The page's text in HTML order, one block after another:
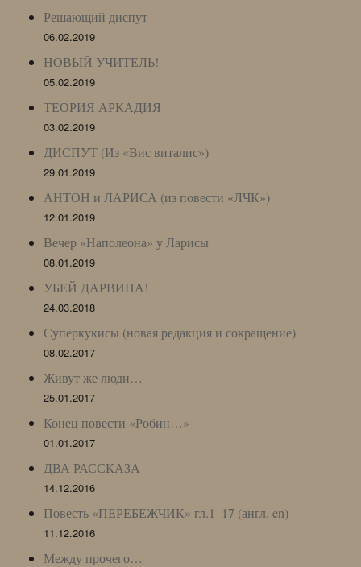
Решающий диспут
06.02.2019
НОВЫЙ УЧИТЕЛЬ!
05.02.2019
ТЕОРИЯ АРКАДИЯ
03.02.2019
ДИСПУТ (Из «Вис виталис»)
29.01.2019
АНТОН и ЛАРИСА (из повести «ЛЧК»)
12.01.2019
Вечер «Наполеона» у Ларисы
08.01.2019
УБЕЙ ДАРВИНА!
24.03.2018
Суперкукисы (новая редакция и сокращение)
08.02.2017
Живут же люди…
25.01.2017
Конец повести «Робин…»
01.01.2017
ДВА РАССКАЗА
14.12.2016
Повесть «ПЕРЕБЕЖЧИК» гл.1_17 (англ. en)
11.12.2016
Между прочего…